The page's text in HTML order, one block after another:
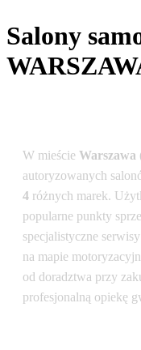
Salony
W mieście Warszawa
autoryzowanych
4 różnych marek.
popularne punkty
specjalistyczne
na mapie
od doradztwa przy
profesjonalną opiekę